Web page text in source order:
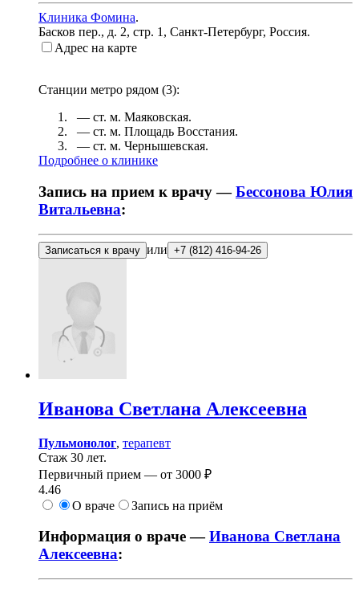
Клиника Фомина.
Басков пер., д. 2, стр. 1, Санкт-Петербург, Россия.
Адрес на карте
Станции метро рядом (3):
— ст. м. Маяковская.
— ст. м. Площадь Восстания.
— ст. м. Чернышевская.
Подробнее о клинике
Запись на прием к врачу —Бессонова Юлия
Витальевна:
Записаться к врачу или +7 (812) 416-94-26
Иванова Светлана Алексеевна
Пульмонолог, терапевт
Стаж 30 лет.
Первичный прием — от 3000 ₽
4.46
О враче
Запись на приём
Информация о враче —Иванова Светлана
Алексеевна: